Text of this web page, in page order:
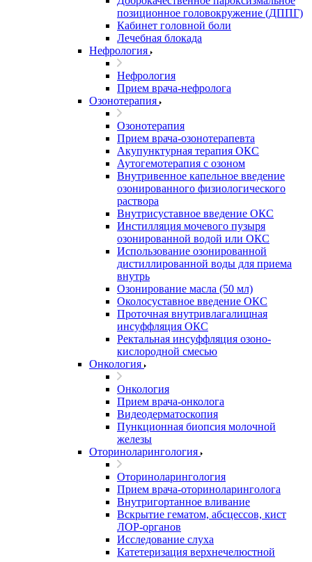
позиционное головокружение (ДППГ)
Кабинет головной боли
Лечебная блокада
Нефрология
Нефрология
Прием врача-нефролога
Озонотерапия
Озонотерапия
Прием врача-озонотерапевта
Акупунктурная терапия ОКС
Аутогемотерапия с озоном
Внутривенное капельное введение
озонированного физиологического
раствора
Внутрисуставное введение ОКС
Инстилляция мочевого пузыря
озонированной водой или ОКС
Использование озонированной
дистиллированной воды для приема
внутрь
Озонирование масла (50 мл)
Околосуставное введение ОКС
Проточная внутривлагалищная
инсуффляция ОКС
Ректальная инсуффляция озоно-
кислородной смесью
Онкология
Онкология
Прием врача-онколога
Видеодерматоскопия
Пункционная биопсия молочной
железы
Оториноларингология
Оториноларингология
Прием врача-оториноларинголога
Внутригортанное вливание
Вскрытие гематом, абсцессов, кист
ЛОР-органов
Исследование слуха
Катетеризация верхнечелюстной